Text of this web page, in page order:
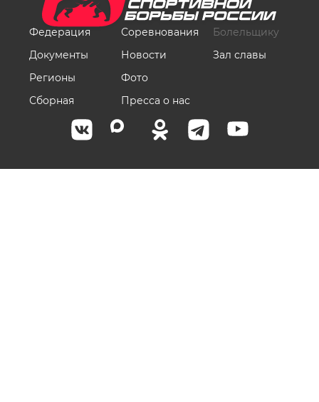
Федерация
Документы
Регионы
Сборная
Соревнования
Новости
Фото
Пресса о нас
Болельщику
Зал славы